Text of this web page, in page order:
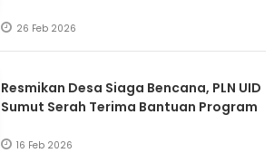
26 Feb 2026
Resmikan Desa Siaga Bencana, PLN UID
Sumut Serah Terima Bantuan Program
16 Feb 2026